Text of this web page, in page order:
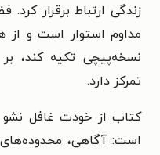
زندگی ارتباط برقرار کرد.
مداوم استوار است و از
نسخه‌پیچی تکیه کند،
تمرکز دارد.
کتاب از خودت غافل
است: آگاهی،